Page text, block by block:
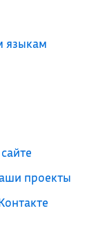
языкам
проекты